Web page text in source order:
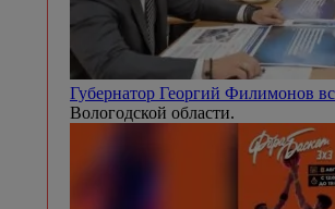
Губернатор Георгий Филимонов
Вологодской области.